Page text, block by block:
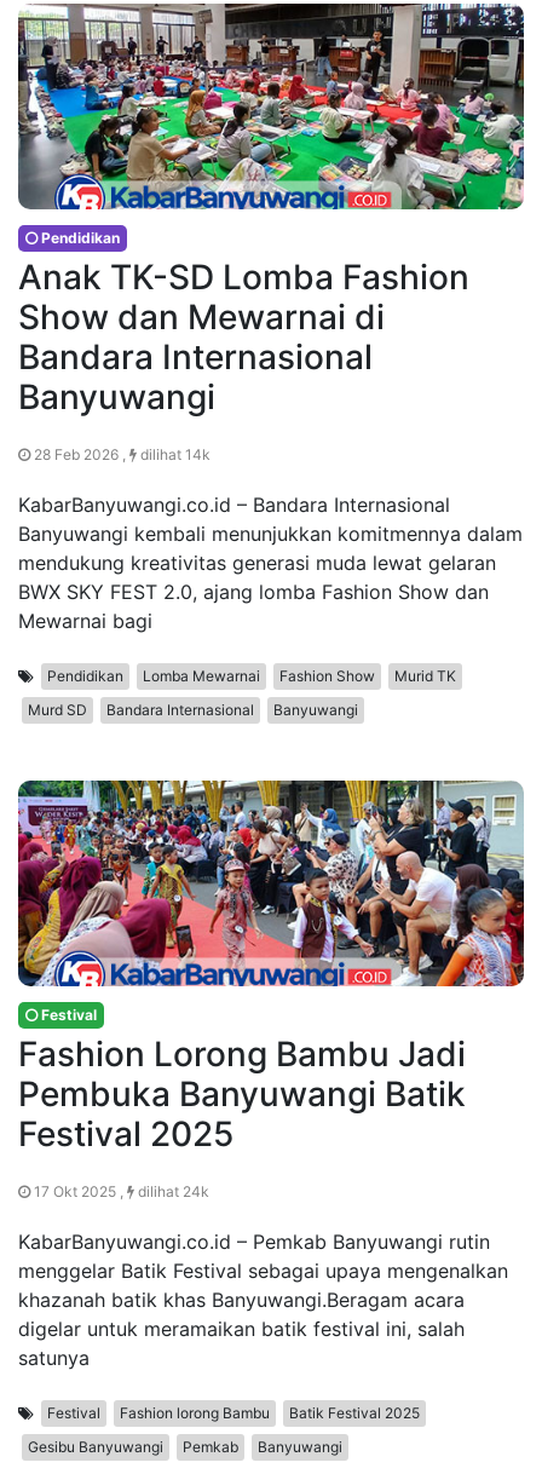
Pendidikan
Anak TK-SD Lomba Fashion
Show dan Mewarnai di
Bandara Internasional
Banyuwangi
28 Feb 2026 , dilihat 14k
KabarBanyuwangi.co.id – Bandara Internasional
Banyuwangi kembali menunjukkan komitmennya dalam
mendukung kreativitas generasi muda lewat gelaran
BWX SKY FEST 2.0, ajang lomba Fashion Show dan
Mewarnai bagi
Pendidikan Lomba Mewarnai Fashion Show
Murid TK
Murd SD
Bandara Internasional Banyuwangi
Festival
Fashion Lorong Bambu Jadi
Pembuka Banyuwangi Batik
Festival 2025
17 Okt 2025 , dilihat 24k
KabarBanyuwangi.co.id – Pemkab Banyuwangi rutin
menggelar Batik Festival sebagai upaya mengenalkan
khazanah batik khas Banyuwangi.Beragam acara
digelar untuk meramaikan batik festival ini, salah
satunya
Festival Fashion lorong Bambu
Batik Festival 2025
Gesibu Banyuwangi
Pemkab Banyuwangi